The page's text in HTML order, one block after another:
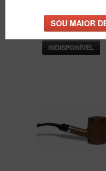
Suporte Retangular
CACHIMBOS
Elite Nº 2
Zuccardi Natural
com Filtro 9mm
INDISPONÍVEL